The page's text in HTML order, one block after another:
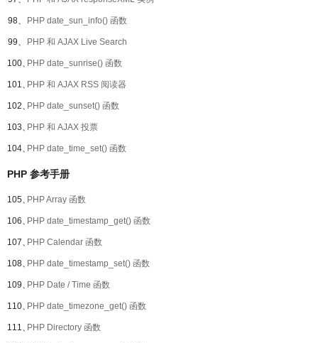
98、 PHP date_sun_info() 函数
99、 PHP 和 AJAX Live Search
100、PHP date_sunrise() 函数
101、PHP 和 AJAX RSS 阅读器
102、PHP date_sunset() 函数
103、PHP 和 AJAX 投票
104、PHP date_time_set() 函数
PHP 参考手册
105、PHP Array 函数
106、PHP date_timestamp_get() 函数
107、PHP Calendar 函数
108、PHP date_timestamp_set() 函数
109、PHP Date / Time 函数
110、PHP date_timezone_get() 函数
111、PHP Directory 函数